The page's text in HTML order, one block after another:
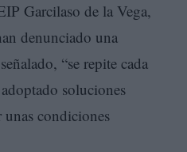
Garcilaso de la Vega,
denunciado una
“se repite cada
soluciones
condiciones